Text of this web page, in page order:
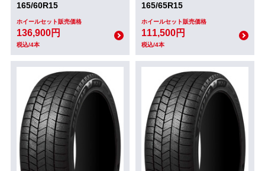
165/60R15
ホイールセット販売価格
136,900円
税込/4本
165/65R15
ホイールセット販売価格
111,500円
税込/4本